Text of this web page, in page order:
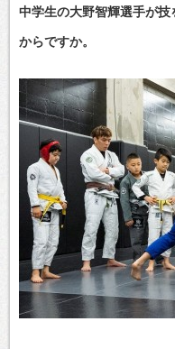
中学生の大野智輝選手が
からですか。